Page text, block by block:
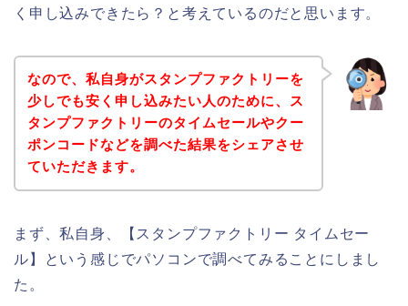
く申し込みできたら？と考えているのだと思います。
なので、私自身がスタンプファクトリーを
少しでも安く申し込みたい人のために、ス
タンプファクトリーのタイムセールやクー
ポンコードなどを調べた結果をシェアさせ
ていただきます。
まず、私自身、【スタンプファクトリー タイムセー
ル】という感じでパソコンで調べてみることにしまし
た。